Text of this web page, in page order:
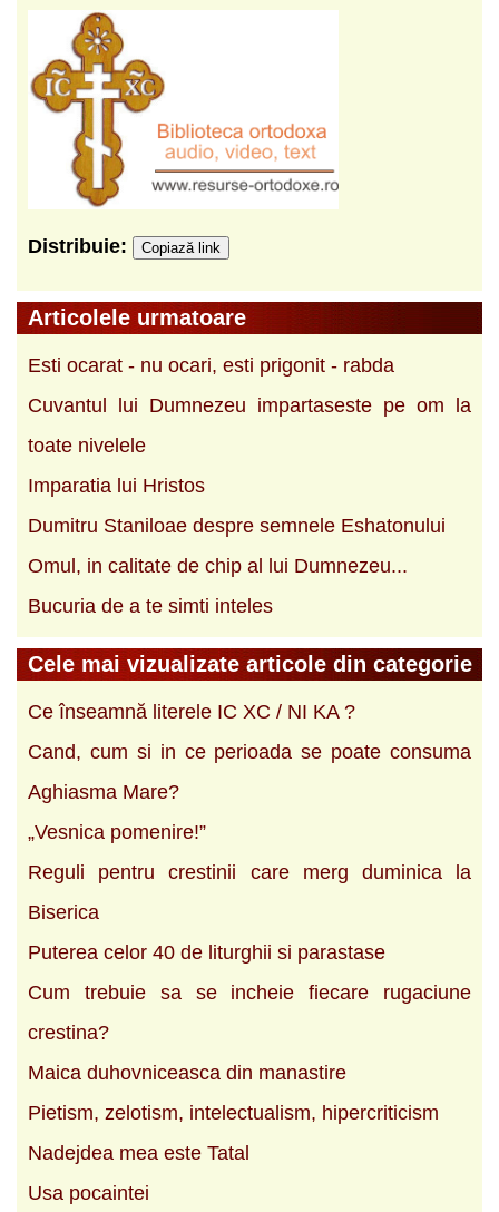
Distribuie: Copiază link
Articolele urmatoare
Esti ocarat - nu ocari, esti prigonit - rabda
Cuvantul lui Dumnezeu impartaseste pe om la
toate nivelele
Imparatia lui Hristos
Dumitru Staniloae despre semnele Eshatonului
Omul, in calitate de chip al lui Dumnezeu...
Bucuria de a te simti inteles
Cele mai vizualizate articole din categorie
Ce înseamnă literele IC XC / NI KA ?
Cand, cum si in ce perioada se poate consuma
Aghiasma Mare?
„Vesnica pomenire!”
Reguli pentru crestinii care merg duminica la
Biserica
Puterea celor 40 de liturghii si parastase
Cum trebuie sa se incheie fiecare rugaciune
crestina?
Maica duhovniceasca din manastire
Pietism, zelotism, intelectualism, hipercriticism
Nadejdea mea este Tatal
Usa pocaintei